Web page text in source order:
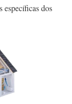
específicas dos